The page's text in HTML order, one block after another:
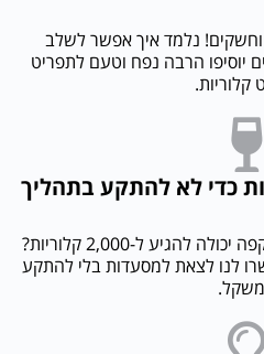
נלמד איך אפשר לשלב
יוסיפו הרבה נפח וטעם לתפריט
כדי לא להתקע בתהליך
ידעת שארוחה "בריאה" בבית קפה יכולה להגיע ל-2,000 קלוריות?
לנו לצאת למסעדות בלי להתקע